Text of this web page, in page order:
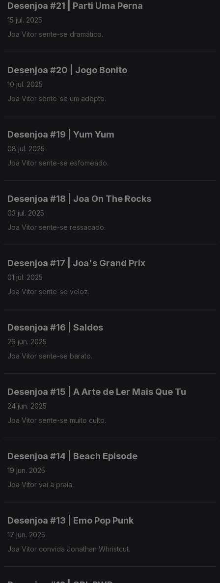
Desenjoa #21 | Parti Uma Perna
15 jul. 2025
Joa Vitor sente-se dramático.
Desenjoa #20 | Jogo Bonito
10 jul. 2025
Joa Vitor sente-se um adepto.
Desenjoa #19 | Yum Yum
08 jul. 2025
Joa Vitor sente-se esfomeado.
Desenjoa #18 | Joa On The Rocks
03 jul. 2025
Joa Vitor sente-se ressacado.
Desenjoa #17 | Joa's Grand Prix
01 jul. 2025
Joa Vitor sente-se veloz.
Desenjoa #16 | Saldos
26 jun. 2025
Joa Vitor sente-se barato.
Desenjoa #15 | A Arte de Ler Mais Que Tu
24 jun. 2025
Joa Vitor sente-se muito culto.
Desenjoa #14 | Beach Episode
19 jun. 2025
Joa Vitor vai à praia.
Desenjoa #13 | Emo Pop Punk
17 jun. 2025
Joa Vitor convida Jonathan Whristcut.